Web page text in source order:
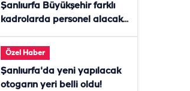
Şanlıurfa Büyükşehir farklı
kadrolarda personel alacak!
Özel Haber
Şanlıurfa'da yeni yapılacak
otogarın yeri belli oldu!